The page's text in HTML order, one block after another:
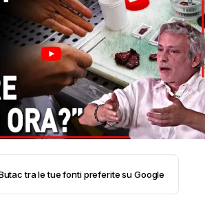
URBANE ED
tra le tue fonti preferite su Google